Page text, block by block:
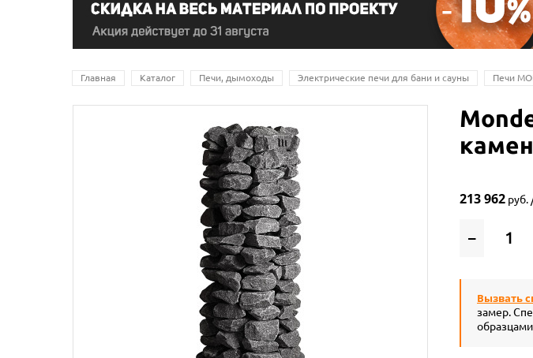
Главная Каталог Печи, дымоходы Электрические печи для бани и сауны Печи
213 962 руб.
–
Вызвать
замер.